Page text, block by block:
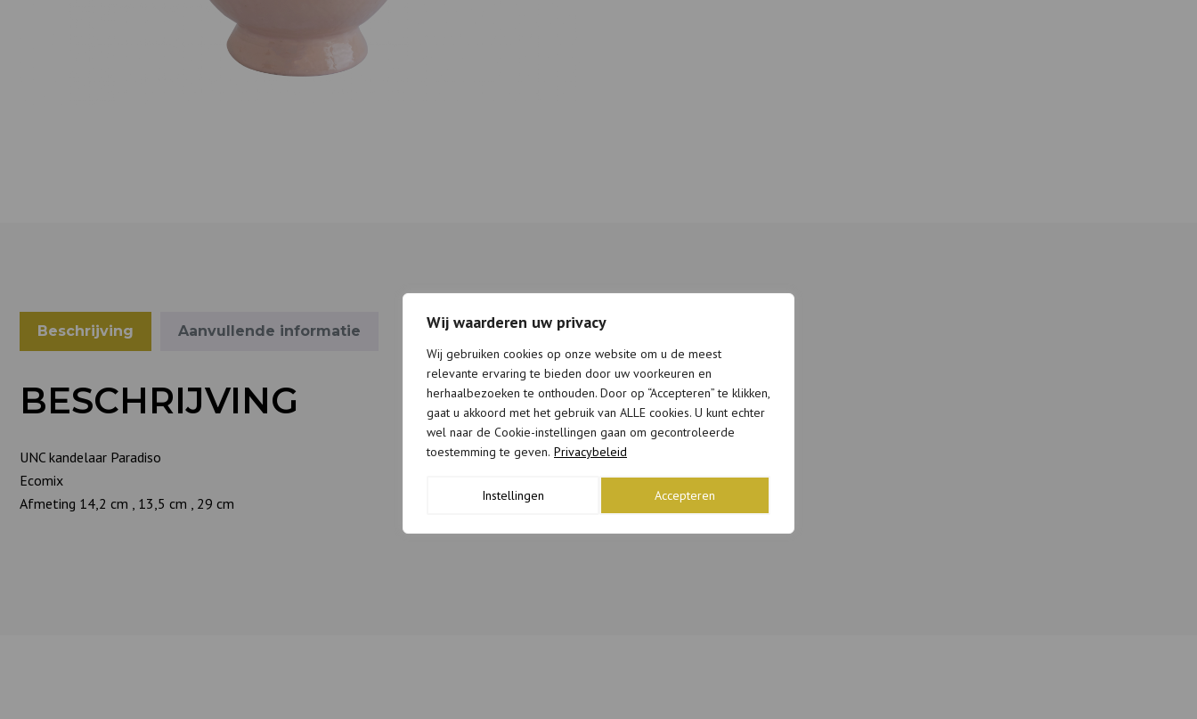
Wij waarderen uw privacy
Wij gebruiken cookies op onze website om u de meest
relevante ervaring te bieden door uw voorkeuren en
herhaalbezoeken te onthouden. Door op “Accepteren” te klikken,
gaat u akkoord met het gebruik van ALLE cookies. U kunt echter
wel naar de Cookie-instellingen gaan om gecontroleerde
toestemming te geven. Privacybeleid
Instellingen Accepteren
Beschrijving Aanvullende informatie
BESCHRIJVING
UNC kandelaar Paradiso
Ecomix
Afmeting 14,2 cm , 13,5 cm , 29 cm